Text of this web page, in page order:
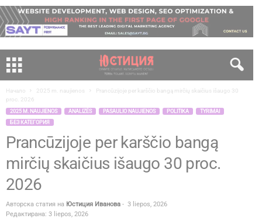
Начало 2025 m. naujienos
Prancūzijoje per karščio bangą mirčių skaičius išaugo 30
proc. 2026
2025 M. NAUJIENOS ANALIZĖS PASAULIO NAUJIENOS POLITIKA
TYRIMAI
БЕЗ КАТЕГОРИЯ
Prancūzijoje per karščio bangą
mirčių skaičius išaugo 30 proc.
2026
Авторска статия на Юстиция Иванова - 3 liepos, 2026
Редактирана: 3 liepos, 2026